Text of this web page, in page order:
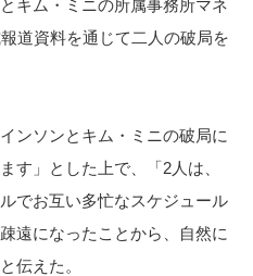
キム・ミニの所属事務所マネ
道資料を通じて二人の破局を
ンソンとキム・ミニの破局に
す」とした上で、「2人は、
でお互い多忙なスケジュール
遠になったことから、自然に
伝えた。